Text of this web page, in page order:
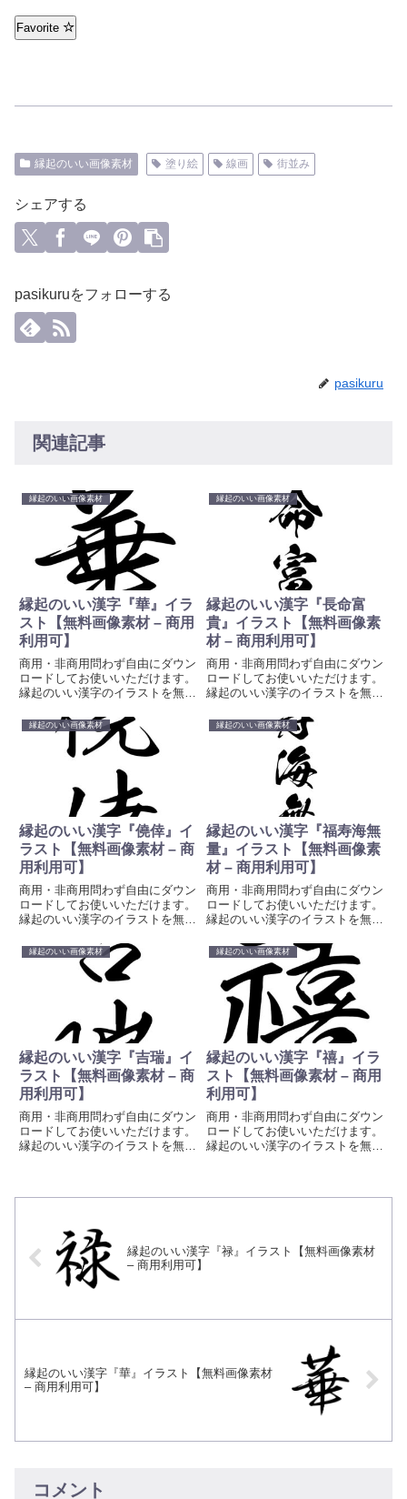
Favorite
縁起のいい画像素材 塗り絵 線画 街並み
シェアする
pasikuruをフォローする
pasikuru
関連記事
縁起のいい画像素材
縁起のいい漢字『華』イラ
スト【無料画像素材 – 商用
利用可】
商用・非商用問わず自由にダウン
ロードしてお使いいただけます。
縁起のいい漢字のイラストを無料
受け、壁紙、プロジェクトや創造
的な取り組みに彩りを加えるため
に、ぜひお使いください。
縁起のいい画像素材
縁起のいい漢字『長命富
貴』イラスト【無料画像素
材 – 商用利用可】
商用・非商用問わず自由にダウン
ロードしてお使いいただけます。
縁起のいい漢字のイラストを無料
受け、壁紙、プロジェクトや創造
的な取り組みに彩りを加えるため
に、ぜひお使いください。
縁起のいい画像素材
縁起のいい漢字『僥倖』イ
ラスト【無料画像素材 – 商
用利用可】
商用・非商用問わず自由にダウン
ロードしてお使いいただけます。
縁起のいい漢字のイラストを無料
受け、壁紙、プロジェクトや創造
的な取り組みに彩りを加えるため
に、ぜひお使いください。
縁起のいい画像素材
縁起のいい漢字『福寿海無
量』イラスト【無料画像素
材 – 商用利用可】
商用・非商用問わず自由にダウン
ロードしてお使いいただけます。
縁起のいい漢字のイラストを無料
受け、壁紙、プロジェクトや創造
的な取り組みに彩りを加えるため
に、ぜひお使いください。
縁起のいい画像素材
縁起のいい漢字『吉瑞』イ
ラスト【無料画像素材 – 商
用利用可】
商用・非商用問わず自由にダウン
ロードしてお使いいただけます。
縁起のいい漢字のイラストを無料
縁起のいい画像素材
縁起のいい漢字『禧』イラ
スト【無料画像素材 – 商用
利用可】
商用・非商用問わず自由にダウン
ロードしてお使いいただけます。
縁起のいい漢字のイラストを無料
縁起のいい漢字『禄』イラスト【無料画像素材
– 商用利用可】
縁起のいい漢字『華』イラスト【無料画像素材
– 商用利用可】
コメント